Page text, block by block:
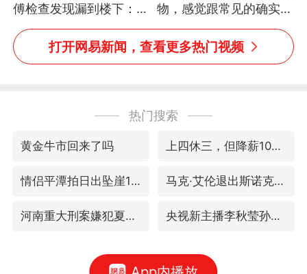
傅检查发现漏到楼下：出
风口未延伸到外墙
物，感觉跟常见的确实有
些不一样
打开网易新闻，查看更多热门视频
热门搜索
黄金牛市回来了吗 上四休三，但降薪1000元，你接受吗？
情侣平潭拍日出坠崖1死1伤 马克·艾伦退出斯诺克中国公开赛
河南重大刑案嫌犯夏某钢落网 央视新主播李秋莹孙亚鹏亮相